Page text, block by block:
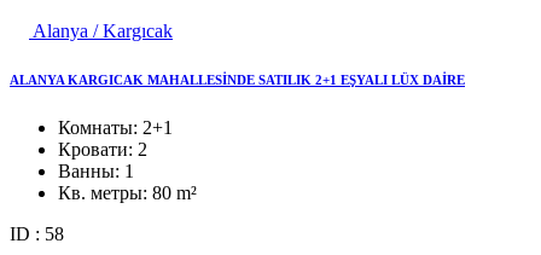
Alanya / Kargıcak
ALANYA KARGICAK MAHALLESİNDE SATILIK 2+1 EŞYALI LÜX DAİRE
Комнаты: 2+1
Кровати: 2
Ванны: 1
Кв. метры: 80 m²
ID : 58